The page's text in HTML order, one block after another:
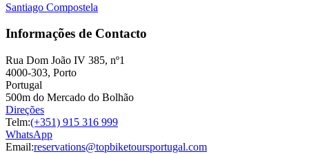
Santiago Compostela
Informações de Contacto
Rua Dom João IV 385, nº1
4000-303, Porto
Portugal
500m do Mercado do Bolhão
Direções
Telm:(+351) 915 316 999
WhatsApp
Email:reservations@topbiketoursportugal.com